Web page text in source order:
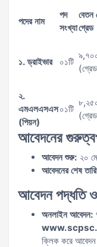
পদের নাম
পদ
সংখ্যাগ্রেড
১. ড্রাইভার ০১টি
২.
এমএলএসএস
(পিয়ন)
০১টি
আবেদনের
আবেদন শুরু: ২০
আবেদনের শেষ
আবেদন পদ্ধতি ও
অনলাইন আবেদন:
ক্লিক করে আবেদন